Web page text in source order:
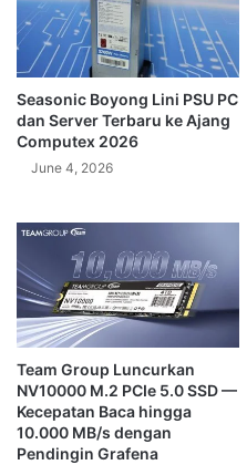
Seasonic Boyong Lini PSU PC
dan Server Terbaru ke Ajang
Computex 2026
June 4, 2026
Team Group Luncurkan
NV10000 M.2 PCIe 5.0 SSD —
Kecepatan Baca hingga
10.000 MB/s dengan
Pendingin Grafena